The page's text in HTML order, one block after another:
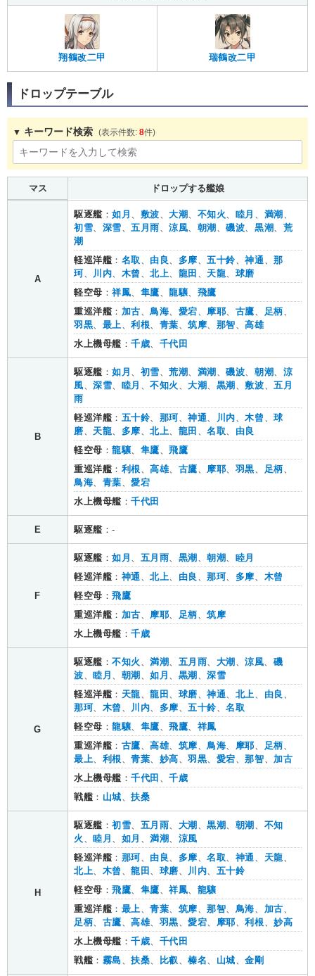
翔鶴改二甲 瑞鶴改二甲
ドロップテーブル
キーワード検索 8
マス ドロップする艦娘
A
駆逐艦 ：如月 敷波 、大潮 不知火 睦月 満潮
初雪
深雪 、五月雨 、涼風 朝潮 、磯波 黒潮
荒
潮
軽巡洋艦 ： 名取 由良 多摩 、五十鈴、神通 、那
珂
川内 木曾 、北上 龍田 天龍
球磨
軽空母 ：祥鳳 隼鷹 、龍驤、 飛鷹
重巡洋艦 ： 加古 、鳥海 愛宕 摩耶 古鷹 足柄
羽黒
最上 、利根 青葉 、筑摩 那智 、高雄
水上機母艦 ：千歳 千代田
B
駆逐艦 ：如月 初雪 、荒潮 満潮 、磯波 朝潮
涼
風 、深雪 睦月 、不知火 、大潮 黒潮 、敷波 、五月
雨
軽巡洋艦 ： 五十鈴、 那珂 、神通 川内 、木曾 、球
磨
天龍 多摩 、北上 龍田 、名取
由良
軽空母 ：龍驤、 隼鷹 、飛鷹
重巡洋艦 ： 利根 、高雄、 古鷹 摩耶 羽黒 足柄
鳥海
青葉 、愛宕
水上機母艦 ：千代田
E 駆逐艦 ：-
F
駆逐艦 ：如月 五月雨 黒潮 、朝潮
睦月
軽巡洋艦 ： 神通 、北上 由良 、那珂 多摩
木曾
軽空母 ：飛鷹
重巡洋艦 ： 加古 摩耶 足柄 、筑摩
水上機母艦 ：千歳
G
駆逐艦 ：不知火 、満潮 五月雨 大潮 、涼風 、磯
波 、睦月 朝潮 、如月 黒潮 、深雪
軽巡洋艦 ： 天龍 、龍田 球磨 、神通 北上 由良
那珂
木曾 川内 多摩 、五十鈴、名取
軽空母 ：龍驤、 隼鷹 、飛鷹
祥鳳
重巡洋艦 ： 古鷹 、高雄、 筑摩 、鳥海 摩耶 足柄
最上
利根 、青葉 妙高 、羽黒 愛宕 、那智 、加古
水上機母艦 ：千代田 、千歳
戦艦 ： 山城 、扶桑
H
駆逐艦 ：初雪 五月雨 大潮 、黒潮 朝潮
不知
火
、睦月 如月 、満潮
涼風
軽巡洋艦 ： 那珂 由良 多摩 、名取 神通 天龍
北上
木曾 、龍田 球磨 川内
五十鈴
軽空母 ：飛鷹 隼鷹 、祥鳳
龍驤
重巡洋艦 ： 最上 、青葉 筑摩 、那智 鳥海 加古
足柄
古鷹 、高雄、 羽黒 、愛宕 摩耶 、利根 、妙高
水上機母艦 ：千歳
千代田
戦艦 ： 霧島 、扶桑 比叡 、榛名 山城 、金剛